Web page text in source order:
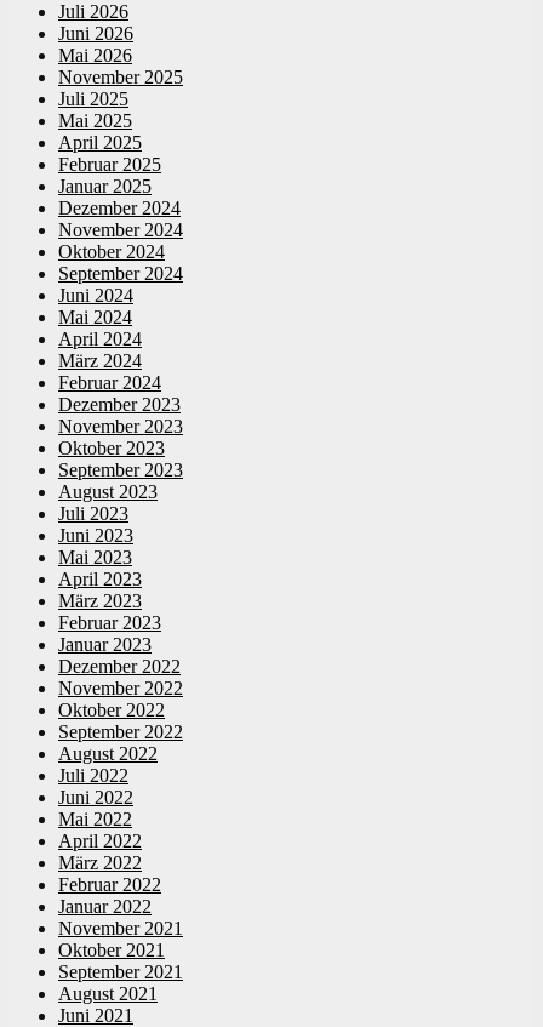
Juli 2026
Juni 2026
Mai 2026
November 2025
Juli 2025
Mai 2025
April 2025
Februar 2025
Januar 2025
Dezember 2024
November 2024
Oktober 2024
September 2024
Juni 2024
Mai 2024
April 2024
März 2024
Februar 2024
Dezember 2023
November 2023
Oktober 2023
September 2023
August 2023
Juli 2023
Juni 2023
Mai 2023
April 2023
März 2023
Februar 2023
Januar 2023
Dezember 2022
November 2022
Oktober 2022
September 2022
August 2022
Juli 2022
Juni 2022
Mai 2022
April 2022
März 2022
Februar 2022
Januar 2022
November 2021
Oktober 2021
September 2021
August 2021
Juni 2021